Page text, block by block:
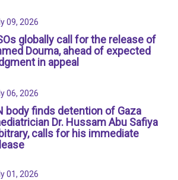
09, 2026
globally call for the release of
Douma, ahead of expected
in appeal
06, 2026
body finds detention of Gaza
Dr. Hussam Abu Safiya
calls for his immediate
01, 2026